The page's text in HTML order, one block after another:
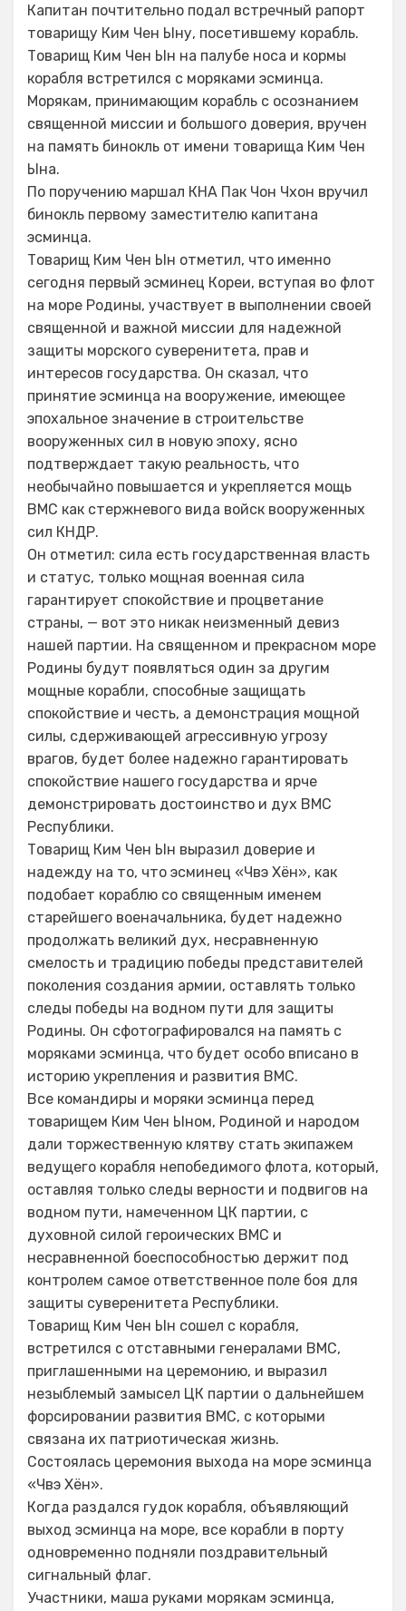
Капитан почтительно подал встречный рапорт
товарищу Ким Чен Ыну, посетившему корабль.
Товарищ Ким Чен Ын на палубе носа и кормы
корабля встретился с моряками эсминца.
Морякам, принимающим корабль с осознанием
священной миссии и большого доверия, вручен
на память бинокль от имени товарища Ким Чен
Ына.
По поручению маршал КНА Пак Чон Чхон вручил
бинокль первому заместителю капитана
эсминца.
Товарищ Ким Чен Ын отметил, что именно
сегодня первый эсминец Кореи, вступая во флот
на море Родины, участвует в выполнении своей
священной и важной миссии для надежной
защиты морского суверенитета, прав и
интересов государства. Он сказал, что
принятие эсминца на вооружение, имеющее
эпохальное значение в строительстве
вооруженных сил в новую эпоху, ясно
подтверждает такую реальность, что
необычайно повышается и укрепляется мощь
ВМС как стержневого вида войск вооруженных
сил КНДР.
Он отметил: сила есть государственная власть
и статус, только мощная военная сила
гарантирует спокойствие и процветание
страны, — вот это никак неизменный девиз
нашей партии. На священном и прекрасном море
Родины будут появляться один за другим
мощные корабли, способные защищать
спокойствие и честь, а демонстрация мощной
силы, сдерживающей агрессивную угрозу
врагов, будет более надежно гарантировать
спокойствие нашего государства и ярче
демонстрировать достоинство и дух ВМС
Республики.
Товарищ Ким Чен Ын выразил доверие и
надежду на то, что эсминец «Чвэ Хён», как
подобает кораблю со священным именем
старейшего военачальника, будет надежно
продолжать великий дух, несравненную
смелость и традицию победы представителей
поколения создания армии, оставлять только
следы победы на водном пути для защиты
Родины. Он сфотографировался на память с
моряками эсминца, что будет особо вписано в
историю укрепления и развития ВМС.
Все командиры и моряки эсминца перед
товарищем Ким Чен Ыном, Родиной и народом
дали торжественную клятву стать экипажем
ведущего корабля непобедимого флота, который,
оставляя только следы верности и подвигов на
водном пути, намеченном ЦК партии, с
духовной силой героических ВМС и
несравненной боеспособностью держит под
контролем самое ответственное поле боя для
защиты суверенитета Республики.
Товарищ Ким Чен Ын сошел с корабля,
встретился с отставными генералами ВМС,
приглашенными на церемонию, и выразил
незыблемый замысел ЦК партии о дальнейшем
форсировании развития ВМС, с которыми
связана их патриотическая жизнь.
Состоялась церемония выхода на море эсминца
«Чвэ Хён».
Когда раздался гудок корабля, объявляющий
выход эсминца на море, все корабли в порту
одновременно подняли поздравительный
сигнальный флаг.
Участники, маша руками морякам эсминца,